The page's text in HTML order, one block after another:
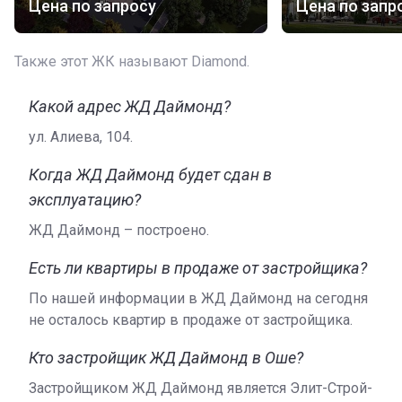
Все коммуникации централизованные, здание
противопожарной сигнализации.
Квартиры
В доме Diamond предлагаются 1-2-3-комнатные
квартиры с несколькими вариантами планировок и
метражей. Подробную квартирографию можно
получить у застройщика, обратившись к его
представителем в официальных отделах продаж.
Строительная компания «Элит Строй Сити» недавно
работает в Оше и строит сейчас здесь сразу два дома.
Каждая из новостроек продумана таким образом,
недвижимостью, купить которую можно на лучших
условиях.
Цена по запросу Цена по
Также этот ЖК называют Diamond.
Какой адрес ЖД Даймонд?
ул. Алиева, 104.
Когда ЖД Даймонд будет сдан в
эксплуатацию?
ЖД Даймонд – построено.
Есть ли квартиры в продаже от застройщика?
По нашей информации в ЖД Даймонд на сегодня
не осталось квартир в продаже от застройщика.
Кто застройщик ЖД Даймонд в Оше?
Застройщиком ЖД Даймонд является Элит-Строй-